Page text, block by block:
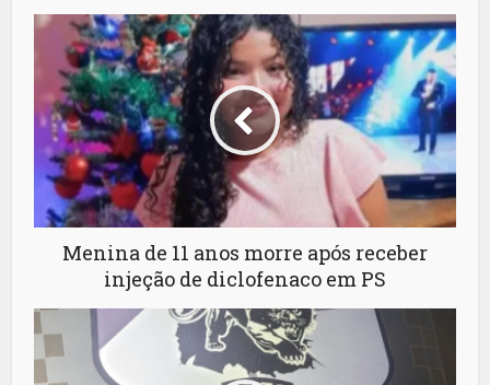
Menina de 11 anos morre após receber
injeção de diclofenaco em PS